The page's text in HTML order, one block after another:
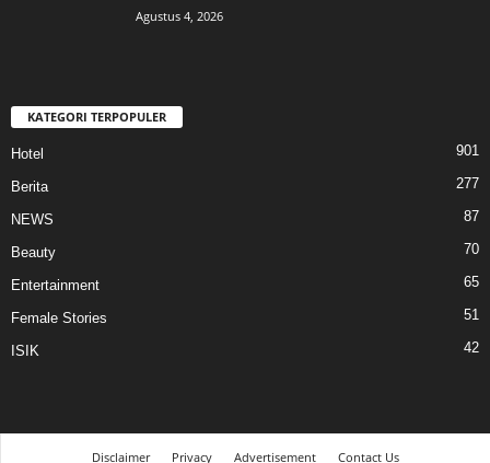
Agustus 4, 2026
KATEGORI TERPOPULER
Hotel 901
Berita 277
NEWS 87
Beauty 70
Entertainment 65
Female Stories 51
ISIK 42
Disclaimer Privacy Advertisement Contact Us